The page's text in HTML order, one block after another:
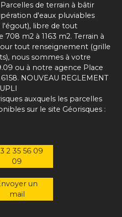
de terrain à bâtir
d'eaux pluviables
libre de tout
m2 à 1163 m2. Terrain à
tout renseignement (grille
nous sommes à votre
ou à notre agence Place
NOUVEAU REGLEMENT
auxquels les parcelles
sur le site Géorisques :
2 35 56 09
09
un
mail